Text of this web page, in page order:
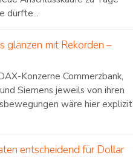
dürfte...
glänzen mit Rekorden –
Konzerne Commerzbank,
Siemens jeweils von ihren
wäre hier explizit
entscheidend für Dollar